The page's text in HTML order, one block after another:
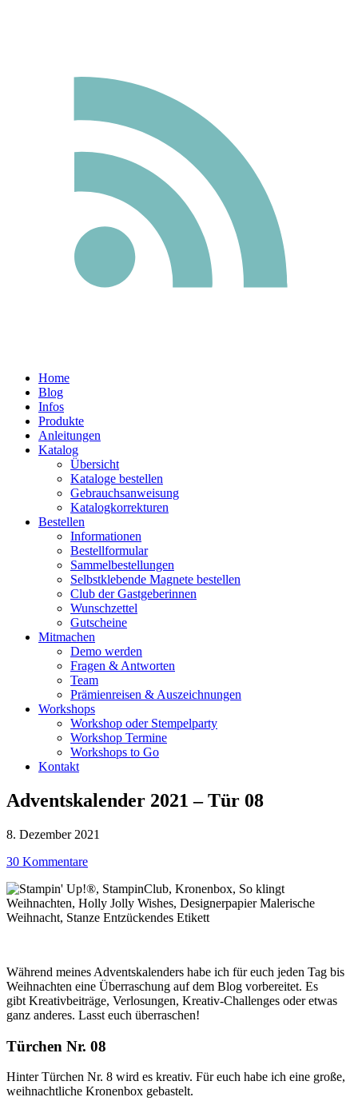
Home
Blog
Infos
Produkte
Anleitungen
Katalog
Übersicht
Kataloge bestellen
Gebrauchsanweisung
Katalogkorrekturen
Bestellen
Informationen
Bestellformular
Sammelbestellungen
Selbstklebende Magnete bestellen
Club der Gastgeberinnen
Wunschzettel
Gutscheine
Mitmachen
Demo werden
Fragen & Antworten
Team
Prämienreisen & Auszeichnungen
Workshops
Workshop oder Stempelparty
Workshop Termine
Workshops to Go
Kontakt
Adventskalender 2021 – Tür 08
8. Dezember 2021
30 Kommentare
Während meines Adventskalenders habe ich für euch jeden Tag bis
Weihnachten eine Überraschung auf dem Blog vorbereitet. Es
gibt Kreativbeiträge, Verlosungen, Kreativ-Challenges oder etwas
ganz anderes. Lasst euch überraschen!
Türchen Nr. 08
Hinter Türchen Nr. 8 wird es kreativ. Für euch habe ich eine große,
weihnachtliche Kronenbox gebastelt.